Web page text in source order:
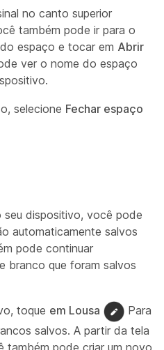
no canto superior
também pode ir para o
espaço e tocar em Abrir
ver o nome do espaço
selecione Fechar espaço
dispositivo, você pode
automaticamente salvos
pode continuar
branco que foram salvos
toque em Lousa
Para
salvos. A partir da tela
também pode criar um novo